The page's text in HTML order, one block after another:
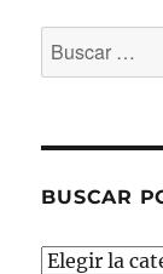
Buscar
por:
BUSCAR
Buscar